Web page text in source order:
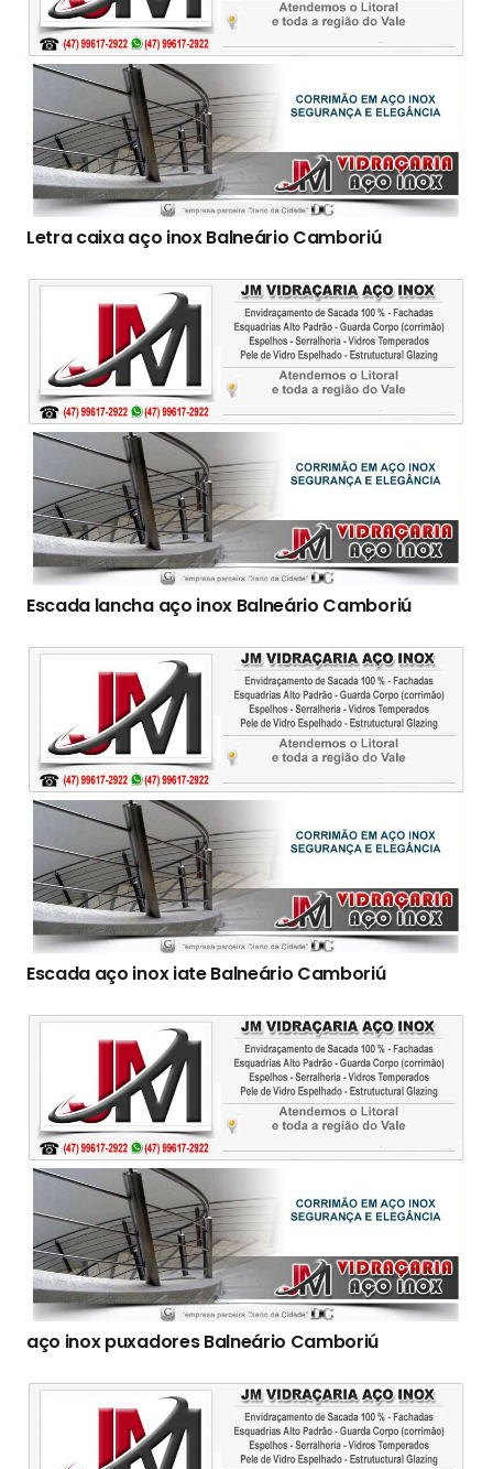
Letra caixa aço inox Balneário Camboriú
Escada lancha aço inox Balneário Camboriú
Escada aço inox iate Balneário Camboriú
aço inox puxadores Balneário Camboriú